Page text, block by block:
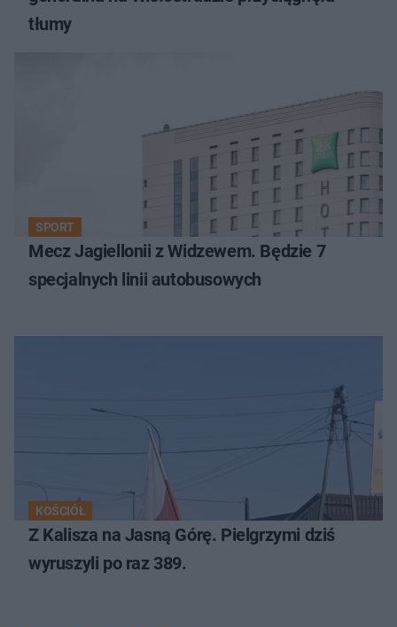
tłumy
SPORT
Mecz Jagiellonii z Widzewem. Będzie 7
specjalnych linii autobusowych
KOŚCIÓŁ
Z Kalisza na Jasną Górę. Pielgrzymi dziś
wyruszyli po raz 389.